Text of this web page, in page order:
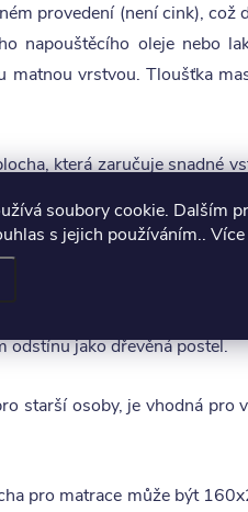
soubory cookie. Dalším
s jejich používáním..
provedení (není cink),
napouštěcího oleje nebo
matnou vrstvou. Tloušťka
která zaručuje snadné
cm. Navíc konstukce
nezbytnou součástí každé
vyrobený z masivu
odstínu jako dřevěná postel.
starší osoby, je vhodná
pro matrace může být